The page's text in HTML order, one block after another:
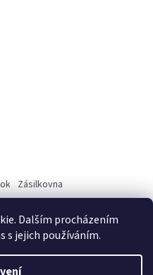
Dalším procházením
s jejich používáním.
Zásilkovna